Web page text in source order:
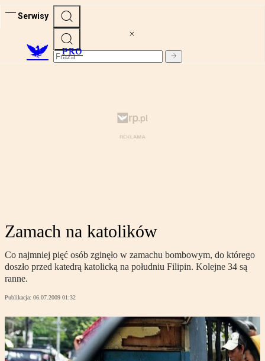
Serwisy
PRO
Zamach na katolików
Co najmniej pięć osób zginęło w zamachu bombowym, do którego
doszło przed katedrą katolicką na południu Filipin. Kolejne 34 są
ranne.
Publikacja: 06.07.2009 01:32